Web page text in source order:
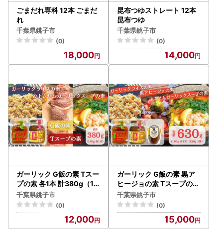
ごまだれ専科 12本 ごまだ
れ
千葉県銚子市
(0)
18,000
昆布つゆストレート 12本
昆布つゆ
千葉県銚子市
(0)
14,000
ガーリック G飯の素 Tスー
プの素 各1本 計380g（19
0g×2本） アウトドアオペ
ラ
千葉県銚子市
(0)
12,000
ガーリック G飯の素 黒ア
ヒージョの素 Tスープの素
各1個 計630g アウトドア
オペラ
千葉県銚子市
(0)
15,000